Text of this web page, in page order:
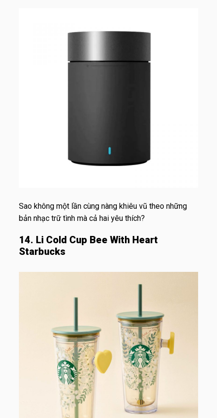
Sao không một lần cùng nàng khiêu vũ theo những
bản nhạc trữ tình mà cả hai yêu thích?
14. Li Cold Cup Bee With Heart
Starbucks